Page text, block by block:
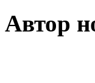
Автор